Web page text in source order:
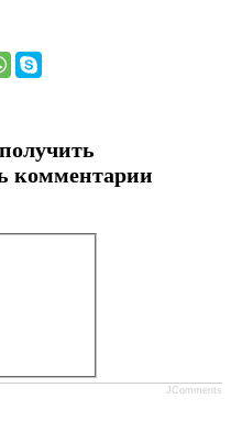
комментарии
JComments